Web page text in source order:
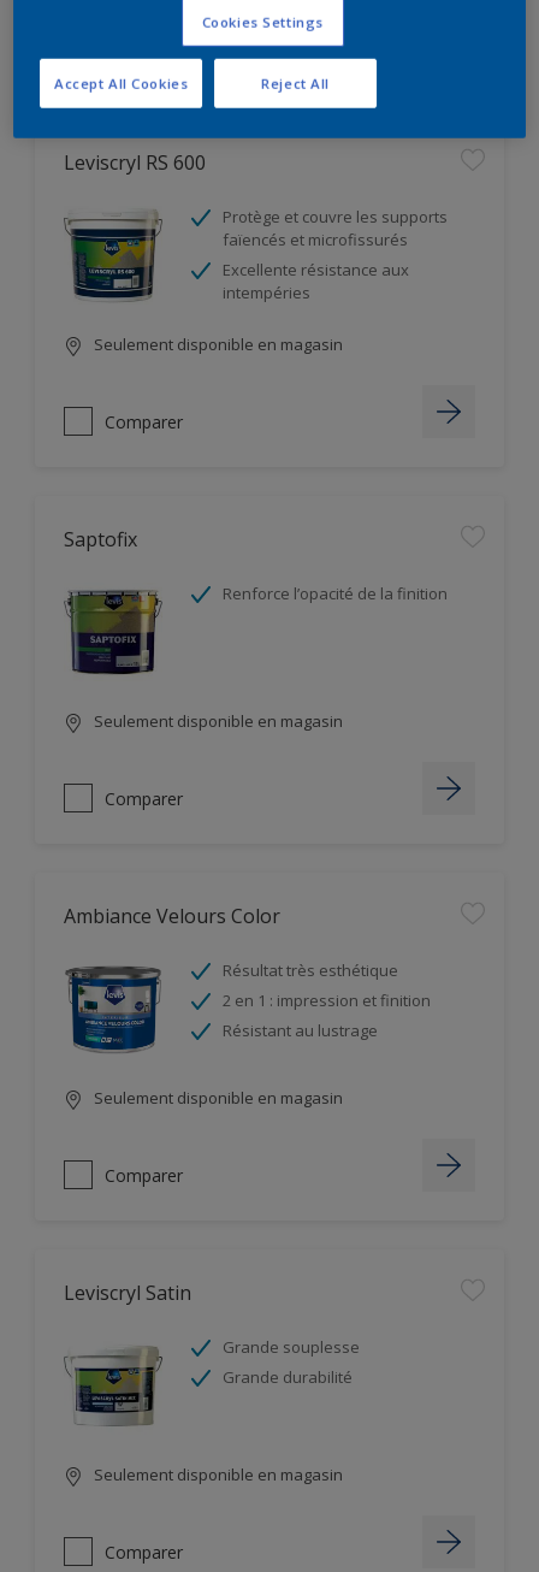
Comparer
Leviscryl RS 600
Protège et couvre les supports
faïencés et microfissurés
Excellente résistance aux
intempéries
Seulement disponible en magasin
Comparer
Saptofix
Renforce l’opacité de la finition
Seulement disponible en magasin
Comparer
Ambiance Velours Color
Résultat très esthétique
2 en 1 : impression et finition
Résistant au lustrage
Seulement disponible en magasin
Comparer
Leviscryl Satin
Grande souplesse
Grande durabilité
Seulement disponible en magasin
Comparer
Cookies Settings
Reject All
Accept All Cookies